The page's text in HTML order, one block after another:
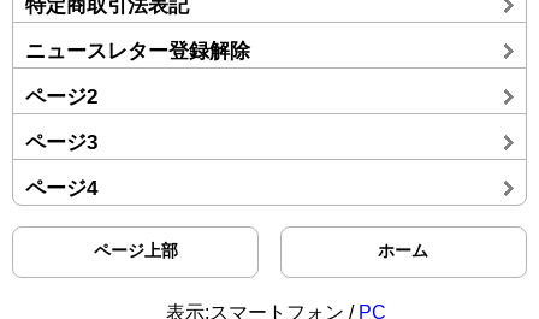
特定商取引法表記
ニュースレター登録解除
ページ2
ページ3
ページ4
ページ上部 ホーム
表示:スマートフォン / PC